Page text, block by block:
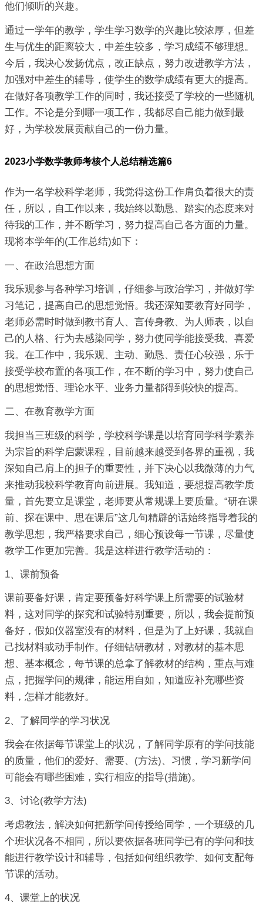
他们倾听的兴趣。
通过一学年的教学，学生学习数学的兴趣比较浓厚，但差
生与优生的距离较大，中差生较多，学习成绩不够理想。
今后，我决心发扬优点，改正缺点，努力改进教学方法，
加强对中差生的辅导，使学生的数学成绩有更大的提高。
在做好各项教学工作的同时，我还接受了学校的一些随机
工作。不论是分到哪一项工作，我都尽自己能力做到最
好，为学校发展贡献自己的一份力量。
2023小学数学教师考核个人总结精选篇6
作为一名学校科学老师，我觉得这份工作肩负着很大的责
任，所以，自工作以来，我始终以勤恳、踏实的态度来对
待我的工作，并不断学习，努力提高自己各方面的力量。
现将本学年的(工作总结)如下：
一、在政治思想方面
我乐观参与各种学习培训，仔细参与政治学习，并做好学
习笔记，提高自己的思想觉悟。我还深知要教育好同学，
老师必需时时做到教书育人、言传身教、为人师表，以自
己的人格、行为去感染同学，努力使同学能接受我、喜爱
我。在工作中，我乐观、主动、勤恳、责任心较强，乐于
接受学校布置的各项工作，在不断的学习中，努力使自己
的思想觉悟、理论水平、业务力量都得到较快的提高。
二、在教育教学方面
我担当三班级的科学，学校科学课是以培育同学科学素养
为宗旨的科学启蒙课程，目前越来越受到各界的重视，我
深知自己肩上的担子的重要性，并下决心以我微薄的力气
来推动我校科学教育向前进展。我知道，要想提高教学质
量，首先要立足课堂，老师要从常规课上要质量。“研在课
前、探在课中、思在课后”这几句精辟的话始终指导着我的
教学思想，我严格要求自己，细心预设每一节课，尽量使
教学工作更加完善。我是这样进行教学活动的：
1、课前预备
课前要备好课，肯定要预备好科学课上所需要的试验材
料，这对同学的探究和试验特别重要，所以，我会提前预
备好，假如仪器室没有的材料，但是为了上好课，我就自
己找材料或动手制作。仔细钻研教材，对教材的基本思
想、基本概念，每节课的总拿了解教材的结构，重点与难
点，把握学问的规律，能运用自如，知道应补充哪些资
料，怎样才能教好。
2、了解同学的学习状况
我会在依据每节课堂上的状况，了解同学原有的学问技能
的质量，他们的爱好、需要、(方法)、习惯，学习新学问
可能会有哪些困难，实行相应的指导(措施)。
3、讨论(教学方法)
考虑教法，解决如何把新学问传授给同学，一个班级的几
个班状况各不相同，所以要依据各班同学已有的学问和技
能进行教学设计和辅导，包括如何组织教学、如何支配每
节课的活动。
4、课堂上的状况